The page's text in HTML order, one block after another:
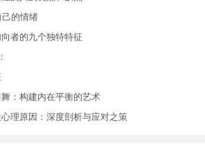
的情绪
者的九个独特特征
：构建内在平衡的艺术
理原因：深度剖析与应对之策